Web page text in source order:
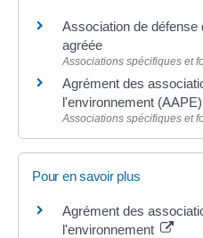
Association de
agréée
Associations spécifiques et
Agrément des
l'environnement (AAPE)
Associations spécifiques et
Pour en savoir plus
Agrément des
l'environnement